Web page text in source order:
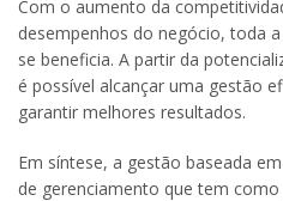
Com o aumento da
desempenhos do negócio, toda
se beneficia. A partir da
é possível alcançar uma gestão
garantir melhores resultados.
Em síntese, a gestão baseada
de gerenciamento que tem